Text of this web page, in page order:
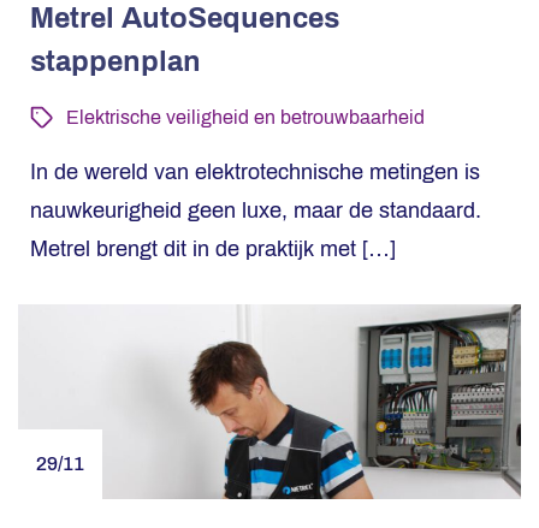
Metrel AutoSequences
stappenplan
Elektrische veiligheid en betrouwbaarheid
In de wereld van elektrotechnische metingen is
nauwkeurigheid geen luxe, maar de standaard.
Metrel brengt dit in de praktijk met […]
29/11